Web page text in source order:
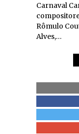
Carnaval
Rômulo
Alves,…